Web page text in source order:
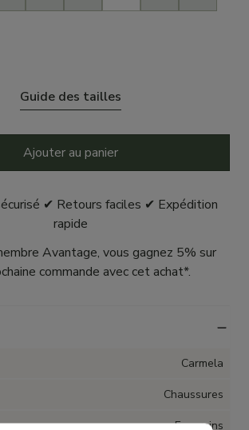
Guide des tailles
Ajouter au panier
✔ Retours faciles ✔ Expédition
rapide
Avantage, vous gagnez 5% sur
commande avec cet achat*.
Carmela
Chaussures
Escarpins